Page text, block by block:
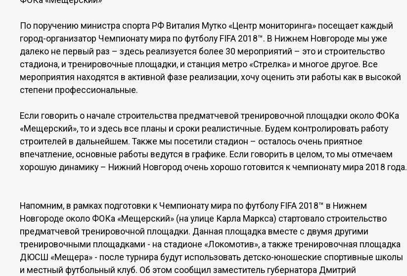
По поручению министра спорта РФ Виталия Мутко «Центр мониторинга» посещает каждый
город-организатор Чемпионату мира по футболу FIFA 2018™. В Нижнем Новгороде мы уже
далеко не первый раз – здесь реализуется более 30 мероприятий – это и строительство
стадиона, и тренировочные площадки, и станция метро «Стрелка» и многое другое. Все
мероприятия находятся в активной фазе реализации, хочу оценить эти работы как в высокой
степени профессиональные.
Если говорить о начале строительства предматчевой тренировочной площадки около ФОКа
«Мещерский», то и здесь все планы и сроки реалистичные. Будем контролировать работу
строителей в дальнейшем. Также мы посетили стадион – осталось очень приятное
впечатление, основные работы ведутся в графике. Если говорить в целом, то мы отмечаем
хорошую динамику – Нижний Новгород очень хорошо готовится к чемпионату мира 2018 года.
Напомним, в рамках подготовки к Чемпионату мира по футболу FIFA 2018™ в Нижнем
Новгороде около ФОКа «Мещерский» (на улице Карла Маркса) стартовало строительство
предматчевой тренировочной площадки. Данная площадка вместе с двумя другими
тренировочными площадками - на стадионе «Локомотив», а также тренировочная площадка
ДЮСШ «Мещера» - после турнира будут использовать детско-юношеские спортивные школы
и местный футбольный клуб. Об этом сообщил заместитель губернатора Дмитрий